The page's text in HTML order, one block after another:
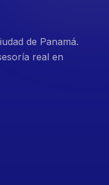
de Panamá.
real en